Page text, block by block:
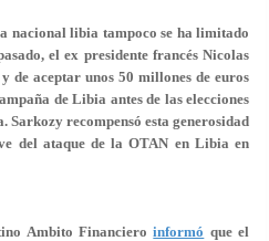
nacional libia tampoco se ha limitado
el ex presidente francés Nicolas
de aceptar unos 50 millones de euros
de Libia antes de las elecciones
Sarkozy recompensó esta generosidad
del ataque de la OTAN en Libia en
Ambito Financieroinformó que el